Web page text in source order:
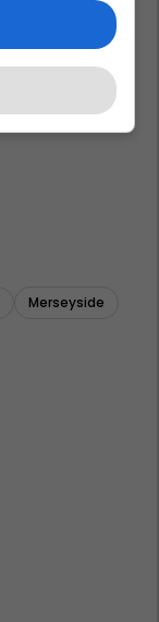
Merseyside